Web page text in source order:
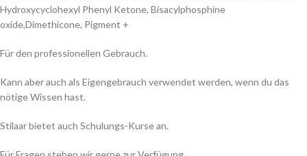
Hydroxycyclohexyl Phenyl Ketone, Bisacylphosphine
oxide,Dimethicone, Pigment +
Für den professionellen Gebrauch.
Kann aber auch als Eigengebrauch verwendet werden, wenn du das
nötige Wissen hast.
Stilaar bietet auch Schulungs-Kurse an.